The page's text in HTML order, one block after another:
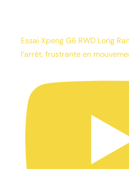
Essai Xpeng G6 RWD Long
l’arrêt, frustrante en